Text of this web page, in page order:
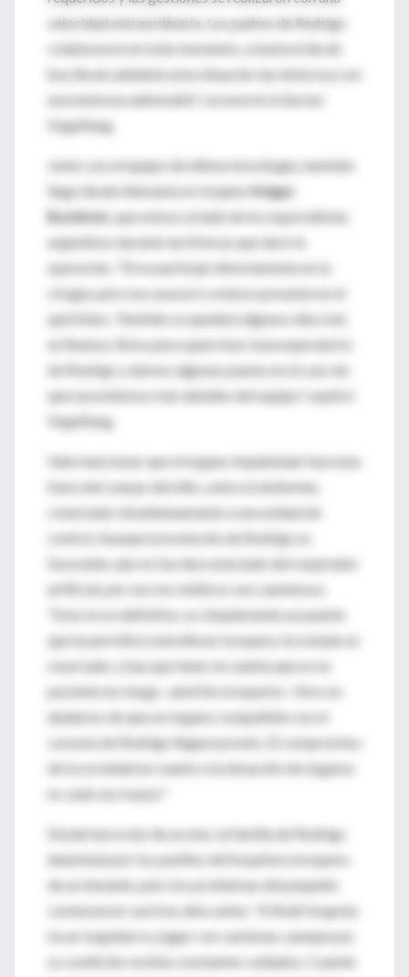
velocidad extraordinaria. Los padres de Rodrigo
colaboraron en todo momento, y hasta el día de
hoy llevan adelante esta situación tan dolorosa con
una entereza admirable", reconoció el doctor
Vogelfang.
Junto con el equipo de última tecnología, también
llegó desde Alemania el cirujanoHolger
Buchholz , que estuvo al lado de los especialistas
argentinos durante las 8 horas que duró la
operación. "El no participó directamente en la
cirugía, pero nos asesoró y estuvo presente en el
quirófano. También se quedará algunos días más
en Buenos Aires para supervisar el posoperatorio
de Rodrigo y darnos algunas pautas en el caso de
que necesitemos más detalles del equipo", explicó
Vogelfang.
Vale mencionar que el órgano implantado funciona
fuera del cuerpo del niño, sobre el abdomen,
conectado simultáneamente a una unidad de
control. Aunque la evolución de Rodrigo es
favorable, aún no fue desconectado del respirador
artificial, por eso los médicos son cautelosos.
"Esto no es definitivo, es simplemente un puente
que le permitirá sobrellevar la espera. Su estado es
reservado, y hay que tener en cuenta que es un
paciente en riesgo -advirtió el experto-. Pero no
dudamos de que un órgano compatible con el
corazón de Rodrigo llegará pronto. El compromiso
de la sociedad en cuanto a la donación de órganos
es cada vez mayor."
Desde hace más de un mes, la familia de Rodrigo
deambula por los pasillos del hospital a la espera
de un donante, pero los problemas del pequeño
comenzaron casi tres años antes. "A Rodri le gusta
tocar la guitarra y jugar con camiones, aunque por
su condición recibía constantes cuidados. Cuando